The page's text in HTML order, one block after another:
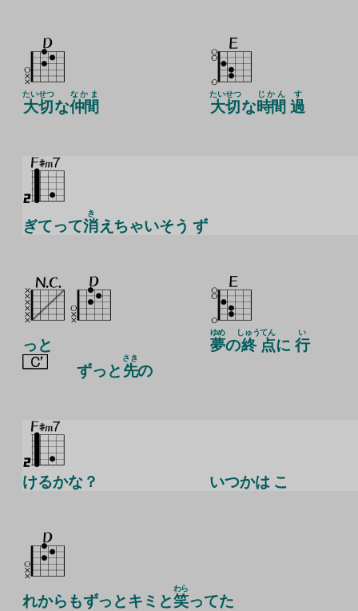
大切
たいせつ
な仲間
なかま
大切
たいせつ
な時間
じかん
過
す
ぎてって消
き
えちゃいそう ず
っと
ずっと 先
さき
の
夢
ゆめ
の終
しゅう
点
てん
に 行
い
けるかな？ いつかは こ
れからもずっとキミと笑
わら
ってた